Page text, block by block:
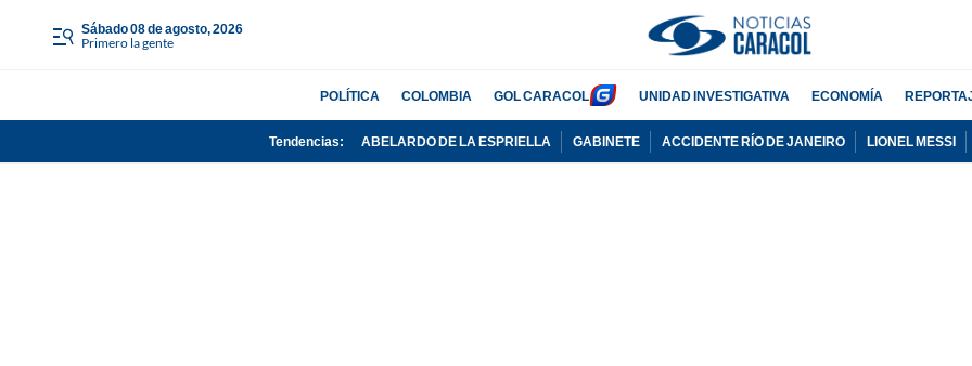
sábado 08 de agosto, 2026
Primero la gente
POLÍTICA COLOMBIA GOL CARACOL UNIDAD INVESTIGATIVA ECONOMÍA
Tendencias: ABELARDO DE LA ESPRIELLA GABINETE ACCIDENTE RÍO DE JANEIRO LIONEL MESSI